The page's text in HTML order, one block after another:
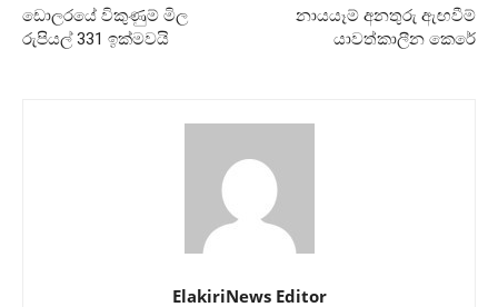
ඩොලරයේ විකුණුම් මිල
රුපියල් 331 ඉක්මවයි
නායයෑම් අනතුරු ඇඟවීම්
යාවත්කාලීන කෙරේ
ElakiriNews Editor